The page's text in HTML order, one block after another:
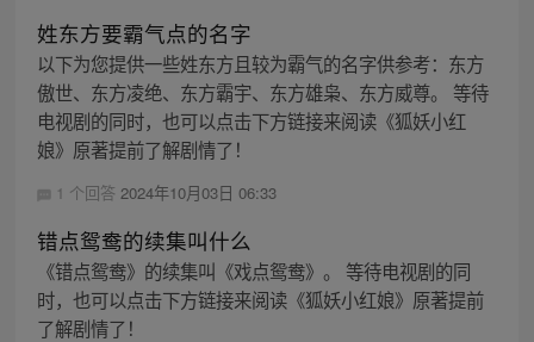
姓东方要霸气点的名字
以下为您提供一些姓东方且较为霸气的名字供参考：东方
傲世、东方凌绝、东方霸宇、东方雄枭、东方威尊。 等待
电视剧的同时，也可以点击下方链接来阅读《狐妖小红
娘》原著提前了解剧情了！
1 个回答 2024年10月03日 06:33
错点鸳鸯的续集叫什么
《错点鸳鸯》的续集叫《戏点鸳鸯》。 等待电视剧的同
时，也可以点击下方链接来阅读《狐妖小红娘》原著提前
了解剧情了！